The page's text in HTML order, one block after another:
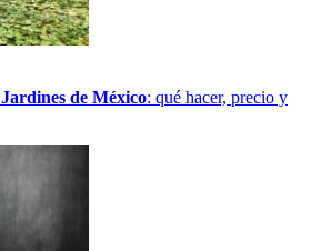
Jardines de México: qué hacer, precio y